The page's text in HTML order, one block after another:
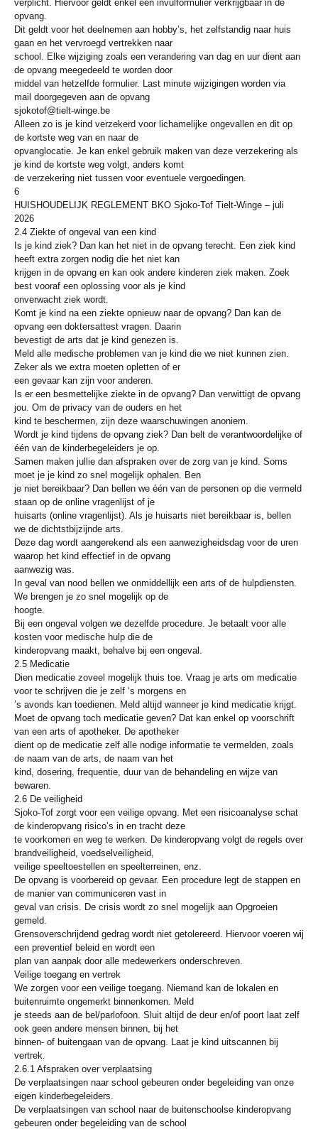
verplicht. Hiervoor geldt enkel een invulformulier verkrijgbaar in de
opvang.
Dit geldt voor het deelnemen aan hobby’s, het zelfstandig naar huis
gaan en het vervroegd vertrekken naar
school. Elke wijziging zoals een verandering van dag en uur dient aan
de opvang meegedeeld te worden door
middel van hetzelfde formulier. Last minute wijzigingen worden via
mail doorgegeven aan de opvang
sjokotof@tielt-winge.be
Alleen zo is je kind verzekerd voor lichamelijke ongevallen en dit op
de kortste weg van en naar de
opvanglocatie. Je kan enkel gebruik maken van deze verzekering als
je kind de kortste weg volgt, anders komt
de verzekering niet tussen voor eventuele vergoedingen.
6
HUISHOUDELIJK REGLEMENT BKO Sjoko-Tof Tielt-Winge – juli
2026
2.4 Ziekte of ongeval van een kind
Is je kind ziek? Dan kan het niet in de opvang terecht. Een ziek kind
heeft extra zorgen nodig die het niet kan
krijgen in de opvang en kan ook andere kinderen ziek maken. Zoek
best vooraf een oplossing voor als je kind
onverwacht ziek wordt.
Komt je kind na een ziekte opnieuw naar de opvang? Dan kan de
opvang een doktersattest vragen. Daarin
bevestigt de arts dat je kind genezen is.
Meld alle medische problemen van je kind die we niet kunnen zien.
Zeker als we extra moeten opletten of er
een gevaar kan zijn voor anderen.
Is er een besmettelijke ziekte in de opvang? Dan verwittigt de opvang
jou. Om de privacy van de ouders en het
kind te beschermen, zijn deze waarschuwingen anoniem.
Wordt je kind tijdens de opvang ziek? Dan belt de verantwoordelijke of
één van de kinderbegeleiders je op.
Samen maken jullie dan afspraken over de zorg van je kind. Soms
moet je je kind zo snel mogelijk ophalen. Ben
je niet bereikbaar? Dan bellen we één van de personen op die vermeld
staan op de online vragenlijst of je
huisarts (online vragenlijst). Als je huisarts niet bereikbaar is, bellen
we de dichtstbijzijnde arts.
Deze dag wordt aangerekend als een aanwezigheidsdag voor de uren
waarop het kind effectief in de opvang
aanwezig was.
In geval van nood bellen we onmiddellijk een arts of de hulpdiensten.
We brengen je zo snel mogelijk op de
hoogte.
Bij een ongeval volgen we dezelfde procedure. Je betaalt voor alle
kosten voor medische hulp die de
kinderopvang maakt, behalve bij een ongeval.
2.5 Medicatie
Dien medicatie zoveel mogelijk thuis toe. Vraag je arts om medicatie
voor te schrijven die je zelf ‘s morgens en
’s avonds kan toedienen. Meld altijd wanneer je kind medicatie krijgt.
Moet de opvang toch medicatie geven? Dat kan enkel op voorschrift
van een arts of apotheker. De apotheker
dient op de medicatie zelf alle nodige informatie te vermelden, zoals
de naam van de arts, de naam van het
kind, dosering, frequentie, duur van de behandeling en wijze van
bewaren.
2.6 De veiligheid
Sjoko-Tof zorgt voor een veilige opvang. Met een risicoanalyse schat
de kinderopvang risico’s in en tracht deze
te voorkomen en weg te werken. De kinderopvang volgt de regels over
brandveiligheid, voedselveiligheid,
veilige speeltoestellen en speelterreinen, enz.
De opvang is voorbereid op gevaar. Een procedure legt de stappen en
de manier van communiceren vast in
geval van crisis. De crisis wordt zo snel mogelijk aan Opgroeien
gemeld.
Grensoverschrijdend gedrag wordt niet getolereerd. Hiervoor voeren wij
een preventief beleid en wordt een
plan van aanpak door alle medewerkers onderschreven.
Veilige toegang en vertrek
We zorgen voor een veilige toegang. Niemand kan de lokalen en
buitenruimte ongemerkt binnenkomen. Meld
je steeds aan de bel/parlofoon. Sluit altijd de deur en/of poort laat zelf
ook geen andere mensen binnen, bij het
binnen- of buitengaan van de opvang. Laat je kind uitscannen bij
vertrek.
2.6.1 Afspraken over verplaatsing
De verplaatsingen naar school gebeuren onder begeleiding van onze
eigen kinderbegeleiders.
De verplaatsingen van school naar de buitenschoolse kinderopvang
gebeuren onder begeleiding van de school